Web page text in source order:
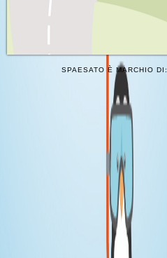
SPAESATO È MARCHIO DI: